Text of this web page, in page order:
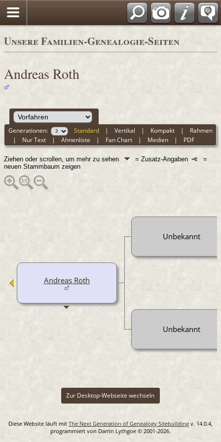
Unsere Familien-Genealogie-Seiten
Andreas Roth
Generationen: Standard |Vertikal | Kompakt | Rahmen
| Nur Text |Ahnenliste | Fan Chart | Medien | PDF
Ziehen oder scrollen, um mehr zu sehen = Zusatz-Angaben
=
neuen Stammbaum zeigen
Andreas Roth
Unbekannt
Unbekannt
Zur Desktop-Webseite wechseln
Diese Website läuft mit The Next Generation of Genealogy Sitebuilding v. 14.0.4,
programmiert von Darrin Lythgoe © 2001-2026.